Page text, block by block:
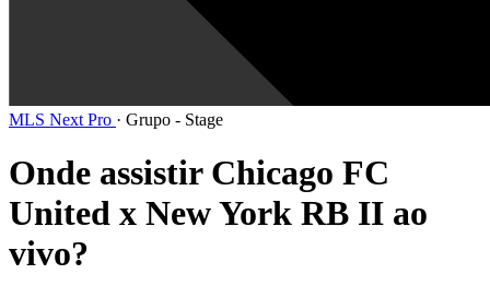
MLS Next Pro · Grupo - Stage
Onde assistir Chicago FC
United x New York RB II ao
vivo?